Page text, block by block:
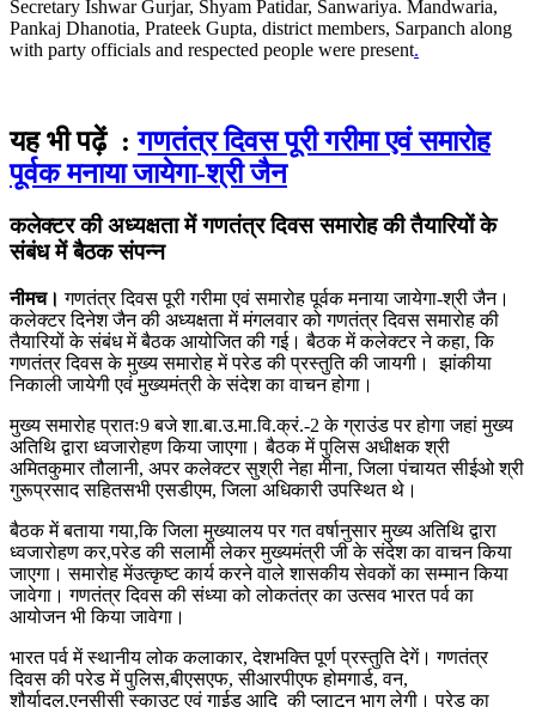
Secretary Ishwar Gurjar, Shyam Patidar, Sanwariya. Mandwaria,
Pankaj Dhanotia, Prateek Gupta, district members, Sarpanch along
with party officials and respected people were present.
यह भी पढ़ें :गणतंत्र दिवस पूरी गरीमा एवं समारोह
पूर्वक मनाया जायेगा-श्री जैन
कलेक्टर की अध्यक्षता में गणतंत्र दिवस समारोह की तैयारियों के
संबंध में बैठक संपन्न
नीमच। गणतंत्र दिवस पूरी गरीमा एवं समारोह पूर्वक मनाया जायेगा-श्री जैन।
कलेक्टर दिनेश जैन की अध्यक्षता में मंगलवार को गणतंत्र दिवस समारोह की
तैयारियों के संबंध में बैठक आयोजित की गई। बैठक में कलेक्टर ने कहा, कि
गणतंत्र दिवस के मुख्य समारोह में परेड की प्रस्तुति की जायगी। झांकीया
निकाली जायेगी एवं मुख्यमंत्री के संदेश का वाचन होगा।
मुख्य समारोह प्रातः9 बजे शा.बा.उ.मा.वि.क्रं.-2 के ग्राउंड पर होगा जहां मुख्य
अतिथि द्वारा ध्वजारोहण किया जाएगा। बैठक में पु‍लिस अधीक्षक श्री
अमितकुमार तौलानी, अपर कलेक्टर सुश्री नेहा मीना, जिला पंचायत सीईओ श्री
गुरूप्रसाद सहितसभी एसडीएम, जिला अधिकारी उपस्थित थे।
बैठक में बताया गया,कि जिला मुख्यालय पर गत वर्षानुसार मुख्य अतिथि द्वारा
ध्वजारोहण कर,परेड की सलामी लेकर मुख्यमंत्री जी के संदेश का वाचन किया
जाएगा। समारोह मेंउत्कृष्ट कार्य करने वाले शासकीय सेवकों का सम्मान किया
जावेगा। गणतंत्र दिवस की संध्या को लोकतंत्र का उत्स‍व भारत पर्व का
आयोजन भी किया जावेगा।
भारत पर्व में स्थानीय लोक कलाकार, देशभक्ति पूर्ण प्रस्तुति देगें। गणतंत्र
दिवस की परेड में पुलिस,बीएसएफ, सीआरपीएफ होमगार्ड, वन,
शौर्यादल,एनसीसी स्‍काउट एवं गाईड आदि की प्लाटून भाग लेगी। परेड का